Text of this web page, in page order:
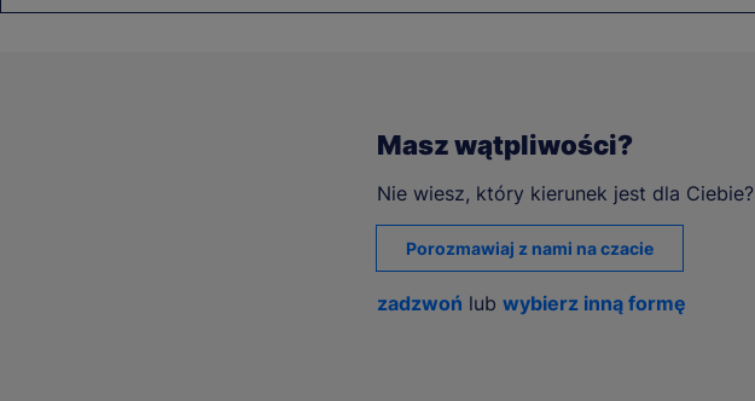
Masz wątpliwości?
Nie wiesz, który kierunek jest dla Ciebie?
Porozmawiaj z nami na czacie
zadzwoń lub wybierz inną formę